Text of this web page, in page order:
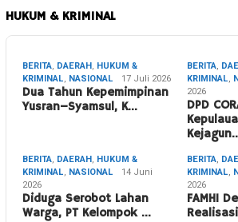
HUKUM & KRIMINAL
BERITA, DAERAH, HUKUM &
KRIMINAL, NASIONAL 17 Juli 2026
Dua Tahun Kepemimpinan
Yusran–Syamsul, K…
BERITA,
KRIMINAL,
2026
DPD
BERITA, DAERAH, HUKUM &
KRIMINAL, NASIONAL
14 Juni
2026
Diduga Serobot Lahan
Warga, PT Kelompok …
BERITA,
KRIMINAL,
2026
FAMHI